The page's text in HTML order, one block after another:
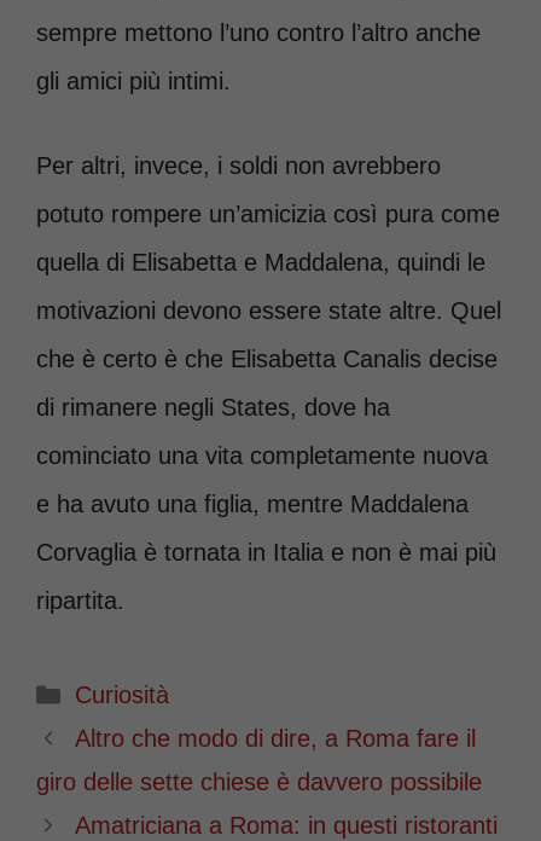
sempre mettono l’uno contro l’altro anche
gli amici più intimi.
Per altri, invece, i soldi non avrebbero
potuto rompere un’amicizia così pura come
quella di Elisabetta e Maddalena, quindi le
motivazioni devono essere state altre. Quel
che è certo è che Elisabetta Canalis decise
di rimanere negli States, dove ha
cominciato una vita completamente nuova
e ha avuto una figlia, mentre Maddalena
Corvaglia è tornata in Italia e non è mai più
ripartita.
Categorie
Curiosità
Altro che modo di dire, a Roma fare il
giro delle sette chiese è davvero possibile
Amatriciana a Roma: in questi ristoranti